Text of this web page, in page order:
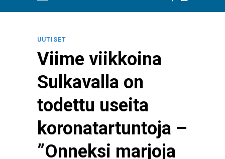
UUTISET
Viime viikkoina
Sulkavalla on
todettu useita
koronatartuntoja –
”Onneksi marjoja